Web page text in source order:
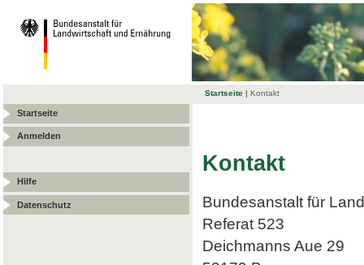
Startseite | Kontakt
Startseite
Anmelden
Hilfe
Datenschutz
Kontakt
Bundesanstalt für
Referat 523
Deichmanns Aue 29